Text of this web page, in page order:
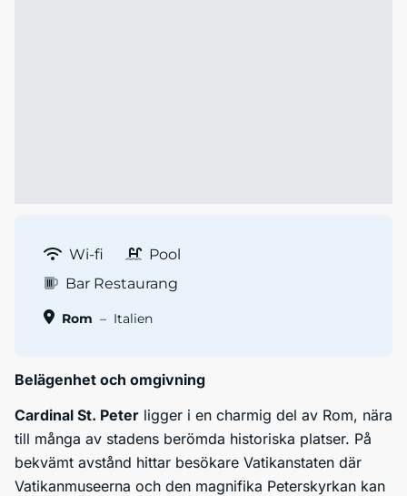
Wi-fi
Pool
Bar Restaurang
Rom – Italien
Belägenhet och omgivning
Cardinal St. Peter ligger i en charmig del av Rom, nära
till många av stadens berömda historiska platser. På
bekvämt avstånd hittar besökare Vatikanstaten där
Vatikanmuseerna och den magnifika Peterskyrkan kan